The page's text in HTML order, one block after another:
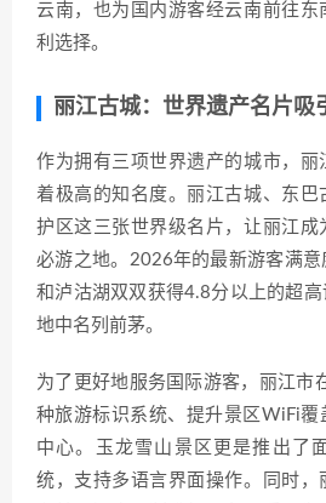
云南，也为国内游客经云南前往东
利选择。
丽江古城：世界遗产名片吸
作为拥有三项世界遗产的城市，丽
着极高的知名度。丽江古城、东巴
护区这三张世界级名片，让丽江成
必游之地。2026年的最新游客满
和泸沽湖双双获得4.8分以上的超
地中名列前茅。
为了更好地服务国际游客，丽江市
种旅游标识系统、提升景区WiFi覆
中心。玉龙雪山景区更是推出了
统，支持多语言界面操作。同时，